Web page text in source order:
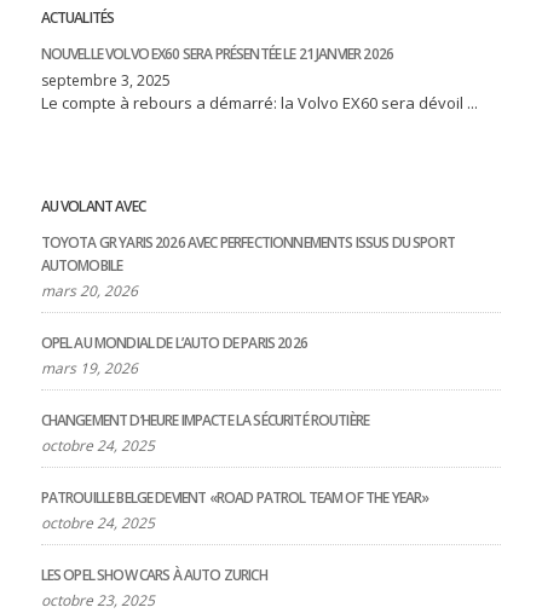
ACTUALITÉS
NOUVELLE VOLVO EX60 SERA PRÉSENTÉE LE 21 JANVIER 2026
septembre 3, 2025
Le compte à rebours a démarré: la Volvo EX60 sera dévoil ...
AU VOLANT AVEC
TOYOTA GR YARIS 2026 AVEC PERFECTIONNEMENTS ISSUS DU SPORT
AUTOMOBILE
mars 20, 2026
OPEL AU MONDIAL DE L’AUTO DE PARIS 2026
mars 19, 2026
CHANGEMENT D’HEURE IMPACTE LA SÉCURITÉ ROUTIÈRE
octobre 24, 2025
PATROUILLE BELGE DEVIENT «ROAD PATROL TEAM OF THE YEAR»
octobre 24, 2025
LES OPEL SHOW CARS À AUTO ZURICH
octobre 23, 2025